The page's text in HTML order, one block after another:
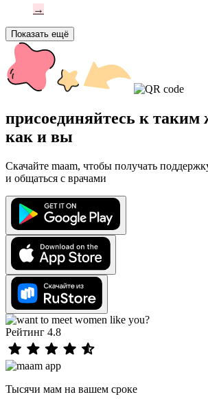
→
Показать ещё
присоединяйтесь к
как и вы
Скачайте maam, чтобы получать
и общаться с врачами
Рейтинг 4.8
Тысячи мам на вашем сроке